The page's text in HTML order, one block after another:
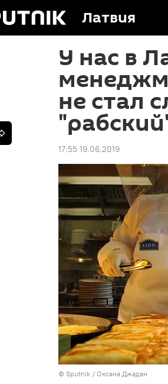
Латвия
У нас в
не стал
17:55 19.06.2019
© Sputnik / Оксана Джадан